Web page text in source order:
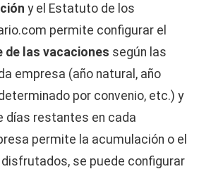
y el Estatuto de los
permite configurar el
las vacaciones según las
empresa (año natural, año
por convenio, etc.) y
días restantes en cada
permite la acumulación o el
se puede configurar